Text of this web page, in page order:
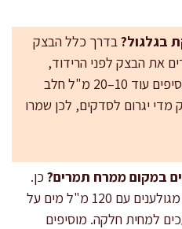
בגלגול?בדרך כלל הבצק
את הבצק לפני הרידוד,
עובדים מהר, ואם צריך מוסיפים עוד 10–20 מ"ל חלב
יגרום לסדקים, לכן שמרו
במקום ממרח תמרים? כן.
מבשלים 400 גרם תמרים מגולענים עם 120 מ"ל מים על
ומועכים למחית חלקה. מוסיפים